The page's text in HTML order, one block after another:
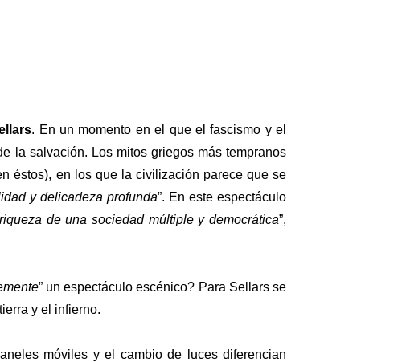
. En un momento en el que el fascismo y el
la salvación. Los mitos griegos más tempranos
éstos), en los que la civilización parece que se
y delicadeza profunda”. En este espectáculo
de una sociedad múltiple y democrática”,
” un espectáculo escénico? Para Sellars se
y el infierno.
móviles y el cambio de luces diferencian